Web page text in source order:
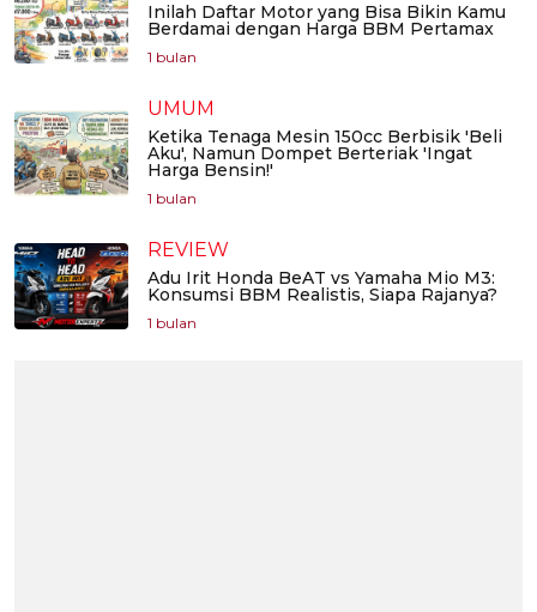
Inilah Daftar Motor yang Bisa Bikin Kamu
Berdamai dengan Harga BBM Pertamax
1 bulan
UMUM
Ketika Tenaga Mesin 150cc Berbisik 'Beli
Aku', Namun Dompet Berteriak 'Ingat
Harga Bensin!'
1 bulan
REVIEW
Adu Irit Honda BeAT vs Yamaha Mio M3:
Konsumsi BBM Realistis, Siapa Rajanya?
1 bulan